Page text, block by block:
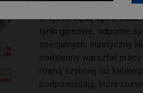
ambitne. Kiedyś
wnętrza będą opowiadać
tynki gipsowe, odporne
specjalnych, elastyczny
codzienny warsztat
rosną szybciej niż
podpowiadają, które